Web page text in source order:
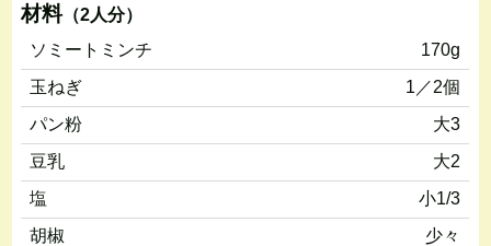
材料（2人分）
ソミートミンチ
170g
玉ねぎ
1／2個
パン粉
大3
豆乳
大2
塩
小1/3
胡椒
少々